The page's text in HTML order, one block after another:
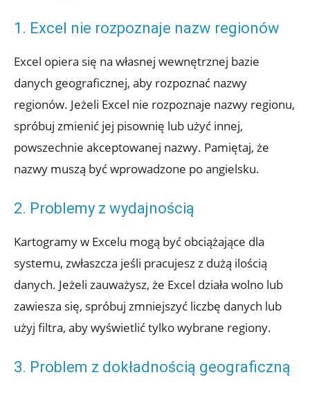
1. Excel nie rozpoznaje nazw regionów
Excel opiera się na własnej wewnętrznej bazie
danych geograficznej, aby rozpoznać nazwy
regionów. Jeżeli Excel nie rozpoznaje nazwy regionu,
spróbuj zmienić jej pisownię lub użyć innej,
powszechnie akceptowanej nazwy. Pamiętaj, że
nazwy muszą być wprowadzone po angielsku.
2. Problemy z wydajnością
Kartogramy w Excelu mogą być obciążające dla
systemu, zwłaszcza jeśli pracujesz z dużą ilością
danych. Jeżeli zauważysz, że Excel działa wolno lub
zawiesza się, spróbuj zmniejszyć liczbę danych lub
użyj filtra, aby wyświetlić tylko wybrane regiony.
3. Problem z dokładnością geograficzną